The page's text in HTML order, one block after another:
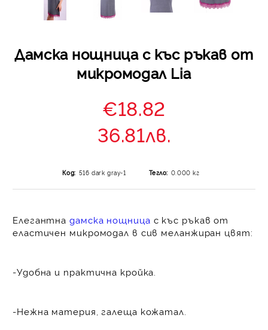
Дамска нощница с къс ръкав от
микромодал Lia
€18.82
36.81лв.
Код: 516 dark gray-1 Тегло: 0.000 кг
Елегантнадамска нощница с къс ръкав от
еластичен микромодал в сив меланжиран цвят:
-Удобна и практична кройка.
-Нежна материя, галеща кожатал.